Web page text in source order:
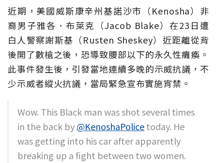
近期，美國威斯康辛州基諾沙市（Kenosha）非
裔男子雅各．布萊克（Jacob Blake）在23日遭
白人警察謝斯基（Rusten Sheskey）近距離從背
後開了數槍之後，恐導致腰部以下的永久性癱瘓。
此事件發生後，引發當地連續多晚的示威抗議，不
少示威者縱火抗議，當局緊急宣布實施宵禁。
Wow. This Black man was shot several times
in the back by@KenoshaPolicetoday. He
was getting into his car after apparently
breaking up a fight between two women.